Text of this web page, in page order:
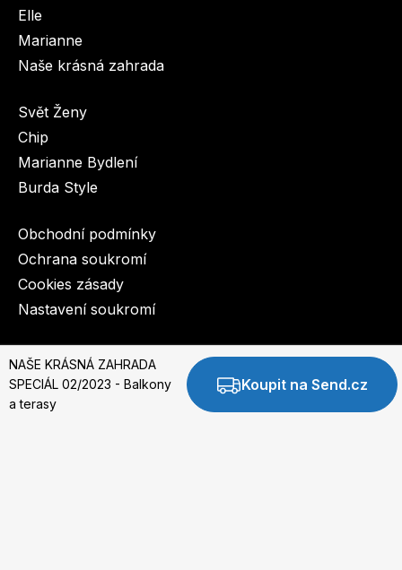
NAŠE KRÁSNÁ ZAHRADA
SPECIÁL 02/2023 - Balkony
a terasy
Koupit na Send.cz
Elle
Marianne
Naše krásná zahrada
Svět Ženy
Chip
Marianne Bydlení
Burda Style
Obchodní podmínky
Ochrana soukromí
Cookies zásady
Nastavení soukromí
© 2003-2026 BurdaMedia Extra s.r.o.